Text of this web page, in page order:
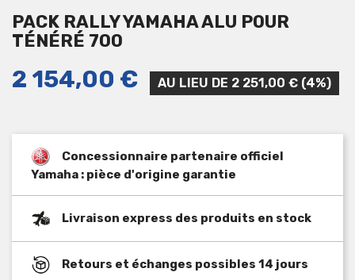
PACK RALLY YAMAHA ALU POUR
TÉNÉRÉ 700
2 154,00 € AU LIEU DE 2 251,00 € (4%)
Concessionnaire partenaire officiel
Yamaha : pièce d'origine garantie
Livraison express des produits en stock
Retours et échanges possibles 14 jours